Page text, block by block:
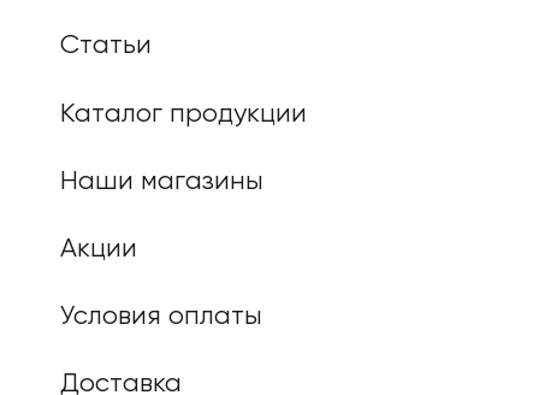
Статьи
Каталог продукции
Наши магазины
Акции
Условия оплаты
Доставка